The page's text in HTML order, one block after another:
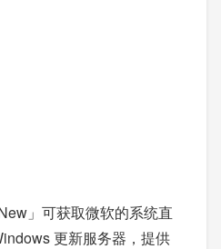
」可获取微软的系统直
更新服务器，提供